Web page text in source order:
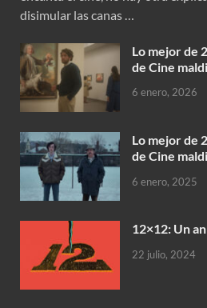
disimular las canas …
Lo mejor de
de Cine
6 enero, 2026
Lo mejor de
de Cine
6 enero, 2025
12×12: Un
22 julio, 2024